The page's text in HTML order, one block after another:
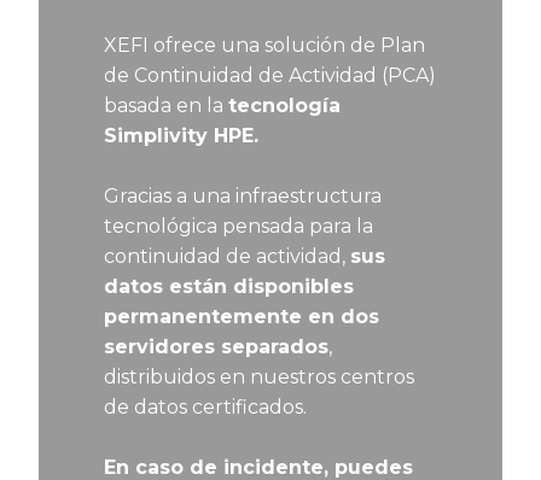
XEFI ofrece una solución de Plan
de Continuidad de Actividad (PCA)
basada en latecnología
Simplivity HPE.
Gracias a una infraestructura
tecnológica pensada para la
continuidad de actividad, sus
datos están disponibles
permanentemente en dos
servidores separados,
distribuidos en nuestros centros
de datos certificados.
En caso de incidente, puedes